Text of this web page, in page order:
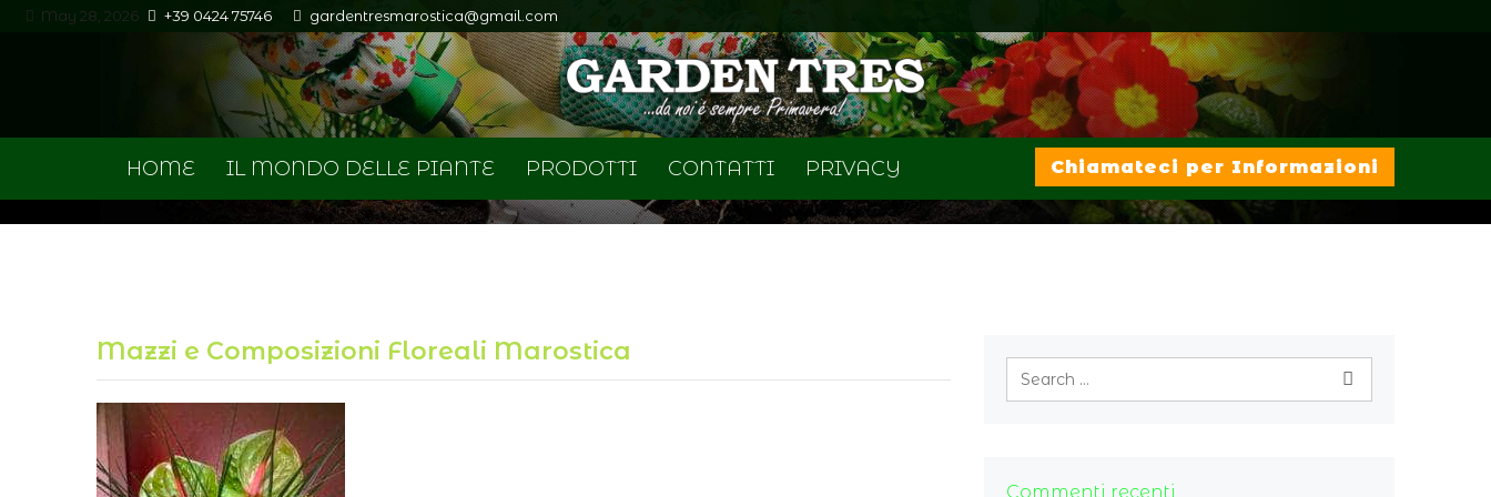
May 28, 2026 +39 0424 75746 gardentresmarostica@gmail.com
Chiamateci per Informazioni
HOME IL MONDO DELLE PIANTE PRODOTTI CONTATTI PRIVACY
Mazzi e Composizioni Floreali Marostica
Commenti recenti